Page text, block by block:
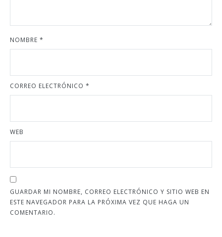
NOMBRE *
CORREO ELECTRÓNICO *
WEB
GUARDAR MI NOMBRE, CORREO ELECTRÓNICO Y SITIO WEB EN
ESTE NAVEGADOR PARA LA PRÓXIMA VEZ QUE HAGA UN
COMENTARIO.